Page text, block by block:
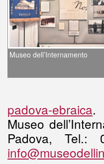
Museo dell’Internamento
padova-ebraica.
Museo
Padova, Tel.: